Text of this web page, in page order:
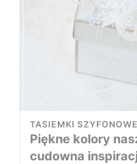
TASIEMKI SZYFONOWE
Piękne kolory
cudowna